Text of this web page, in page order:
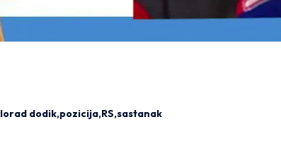
dodik pozicija RS sastanak